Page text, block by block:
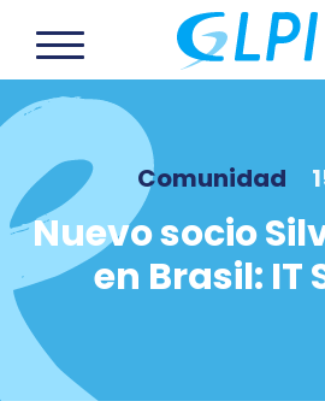
Comunidad
Nuevo socio
en Brasil: IT